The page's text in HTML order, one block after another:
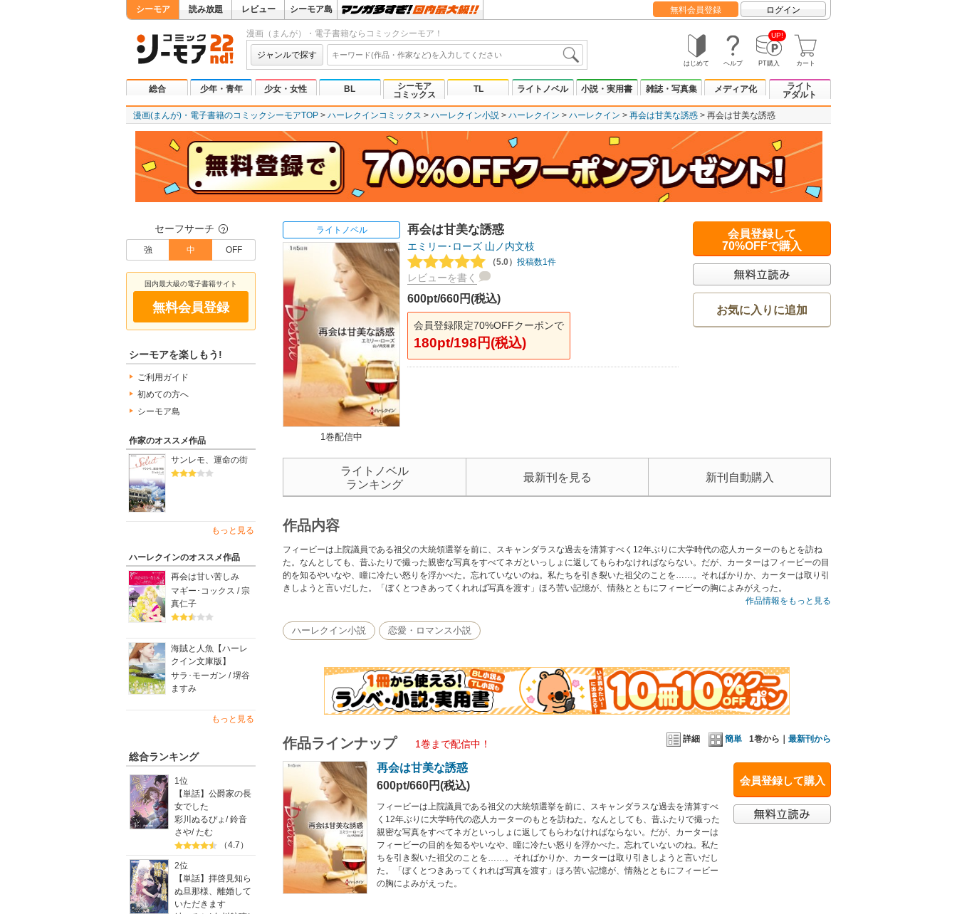
シーモア 読み放題 レビュー シーモア島 無料会員登録 ログイン
漫画（まんが）・電子書籍ならコミックシーモア！
ジャンルで探す
はじめて ヘルプ
UP!
PT購入 カート
総合 少年・青年 少女・女性 BL
シーモア
コミックス
TL ライトノベル 小説・実用書 雑誌・写真集 メディア化
ライト
アダルト
漫画(まんが)・電子書籍のコミックシーモアTOP ハーレクインコミックス ハーレクイン小説 ハーレクイン ハーレクイン 再会は甘美な誘惑 再会は甘美な誘惑
セーフサーチ ？
強 中 OFF
国内最大級の電子書籍サイト
無料会員登録
シーモアを楽しもう!
ご利用ガイド
初めての方へ
シーモア島
作家のオススメ作品
サンレモ、運命の街
もっと見る
ハーレクインのオススメ作品
再会は甘い苦しみ
マギー･コックス / 宗
真仁子
海賊と人魚【ハーレ
クイン文庫版】
サラ･モーガン / 堺谷
ますみ
もっと見る
総合ランキング
1位
【単話】公爵家の長
女でした
彩川ぬるぴょ /鈴音
さや/たむ
（4.7）
2位
【単話】拝啓見知ら
ぬ旦那様、離婚して
いただきます
ライトノベル
1巻配信中
再会は甘美な誘惑
エミリー･ローズ 山ノ内文枝
（5.0） 投稿数1件
レビューを書く
600pt/660円(税込)
会員登録限定70%OFFクーポンで
180pt/198円(税込)
会員登録して
70%OFFで購入
お気に入りに追加
ライトノベル
ランキング
最新刊を見る 新刊自動購入
作品内容
フィービーは上院議員である祖父の大統領選挙を前に、スキャンダラスな過去を清算すべく12年ぶりに大学時代の恋人カーターのもとを訪ね
た。なんとしても、昔ふたりで撮った親密な写真をすべてネガといっしょに返してもらわなければならない。だが、カーターはフィービーの目
的を知るやいなや、瞳に冷たい怒りを浮かべた。忘れていないのね。私たちを引き裂いた祖父のことを……。そればかりか、カーターは取り引
きしようと言いだした。「ぼくとつきあってくれれば写真を渡す」ほろ苦い記憶が、情熱とともにフィービーの胸によみがえった。
作品情報をもっと見る
ハーレクイン小説 恋愛・ロマンス小説
詳細 簡単 1巻から｜ 最新刊から
作品ラインナップ 1巻まで配信中！
会員登録して購入
再会は甘美な誘惑
600pt/660円(税込)
フィービーは上院議員である祖父の大統領選挙を前に、スキャンダラスな過去を清算すべ
く12年ぶりに大学時代の恋人カーターのもとを訪ねた。なんとしても、昔ふたりで撮った
親密な写真をすべてネガといっしょに返してもらわなければならない。だが、カーターは
フィービーの目的を知るやいなや、瞳に冷たい怒りを浮かべた。忘れていないのね。私た
ちを引き裂いた祖父のことを……。そればかりか、カーターは取り引きしようと言いだし
た。「ぼくとつきあってくれれば写真を渡す」ほろ苦い記憶が、情熱とともにフィービー
の胸によみがえった。